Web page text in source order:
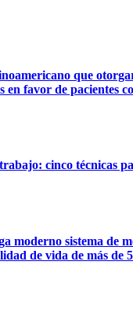
que
en favor de pacientes
cinco técnicas
moderno sistema de
de vida de más de